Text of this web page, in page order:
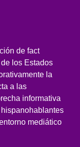
de fact
los Estados
la
a las
informativa
mediático